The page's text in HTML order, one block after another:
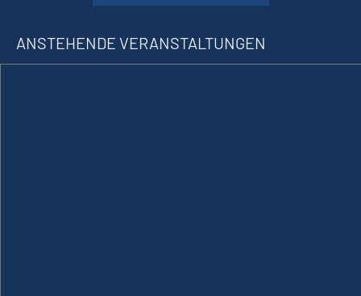
ANSTEHENDE VERANSTALTUNGEN